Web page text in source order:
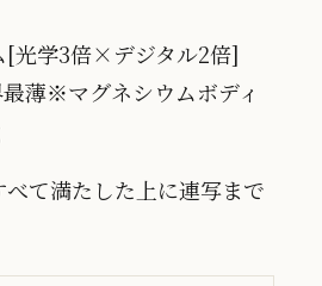
[光学3倍×デジタル2倍]
薄※マグネシウムボディ
て満たした上に連写まで